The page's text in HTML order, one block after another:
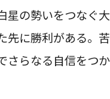
星の勢いをつなぐ
先に勝利がある。苦
さらなる自信をつか